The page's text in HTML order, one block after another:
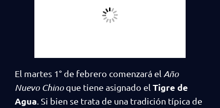
El martes 1° de febrero comenzará el Año
Nuevo Chinoque tiene asignado el Tigre de
Agua . Si bien se trata de una tradición típica de